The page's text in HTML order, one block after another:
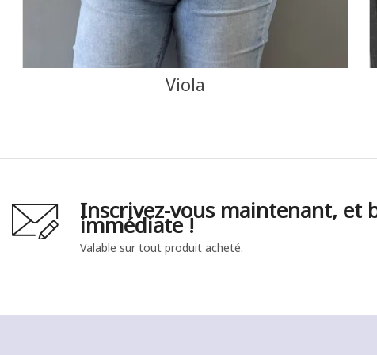
Viola
Inscrivez-vous maintenant, et
immédiate !
Valable sur tout produit acheté.